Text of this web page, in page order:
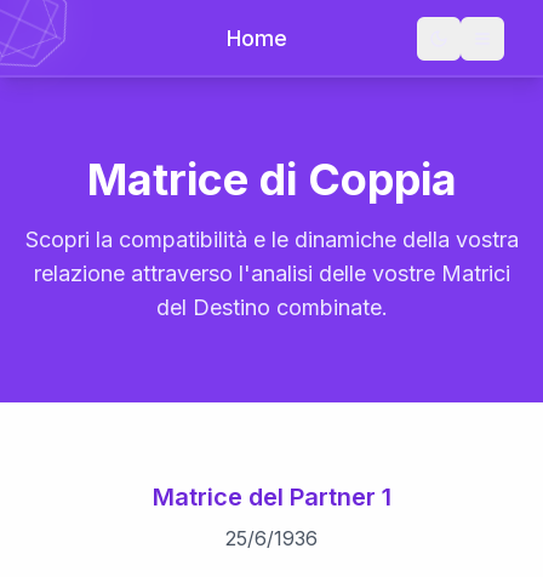
Home
Matrice di Coppia
Scopri la compatibilità e le dinamiche della vostra
relazione attraverso l'analisi delle vostre Matrici
del Destino combinate.
Matrice del Partner 1
25/6/1936